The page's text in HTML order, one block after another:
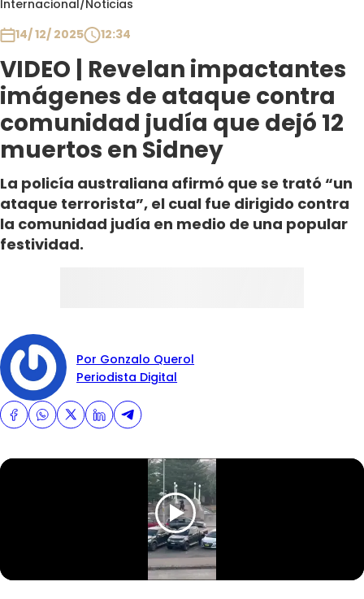
Internacional/Noticias
14/ 12/ 2025
12:34
VIDEO | Revelan impactantes
imágenes de ataque contra
comunidad judía que dejó 12
muertos en Sidney
La policía australiana afirmó que se trató “un
ataque terrorista”, el cual fue dirigido contra
la comunidad judía en medio de una popular
festividad.
Por Gonzalo Querol
Periodista Digital
Club De La Comedia
Contigo en Directo
Plan Perfecto
El Tiempo
Sabingo
Todos Los Programas